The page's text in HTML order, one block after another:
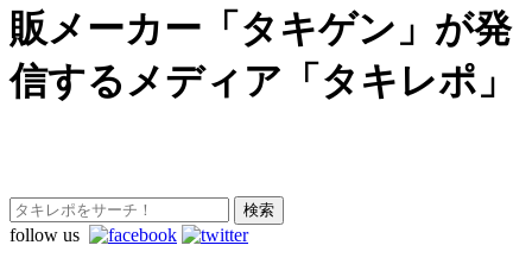
販メーカー「タキゲン」が発
信するメディア「タキレポ」
follow us